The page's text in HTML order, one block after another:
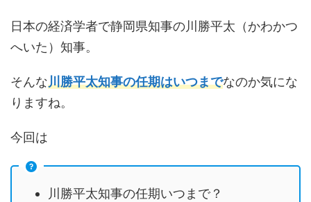
日本の経済学者で静岡県知事の川勝平太（かわかつ
へいた）知事。
そんな川勝平太知事の任期はいつまでなのか気にな
りますね。
今回は
川勝平太知事の任期いつまで？